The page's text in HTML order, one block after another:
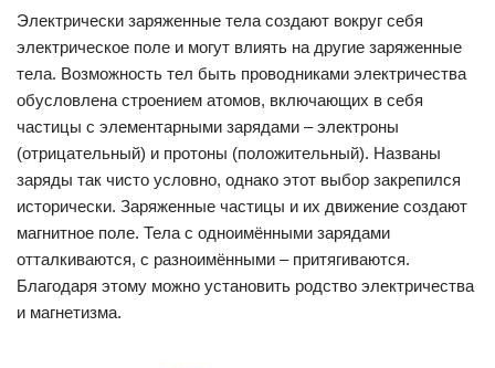
Электрически заряженные тела создают вокруг себя
электрическое поле и могут влиять на другие заряженные
тела. Возможность тел быть проводниками электричества
обусловлена строением атомов, включающих в себя
частицы с элементарными зарядами – электроны
(отрицательный) и протоны (положительный). Названы
заряды так чисто условно, однако этот выбор закрепился
исторически. Заряженные частицы и их движение создают
магнитное поле. Тела с одноимёнными зарядами
отталкиваются, с разноимёнными – притягиваются.
Благодаря этому можно установить родство электричества
и магнетизма.